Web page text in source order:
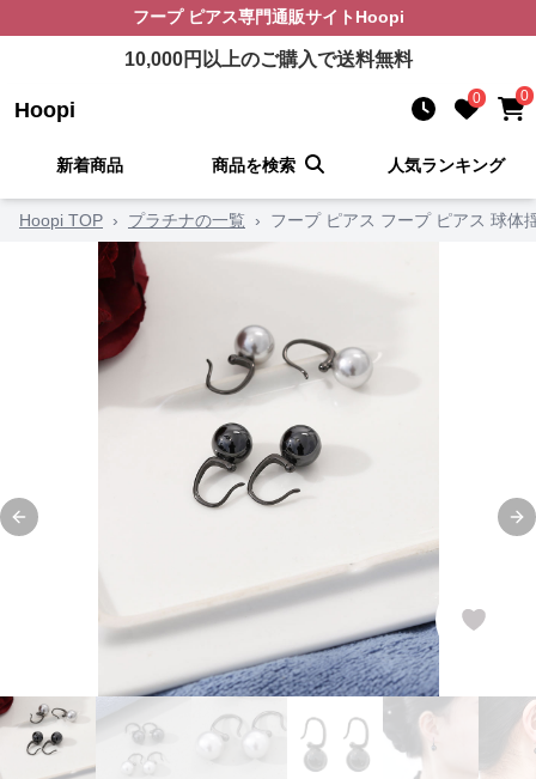
フープ ピアス専門通販サイト Hoopi
10,000円以上のご購入で送料無料
Hoopi 0 0
新着商品 商品を検索 人気ランキング
Hoopi TOP › プラチナの一覧 › フープ ピアス フープ ピアス 球体
Previous slide